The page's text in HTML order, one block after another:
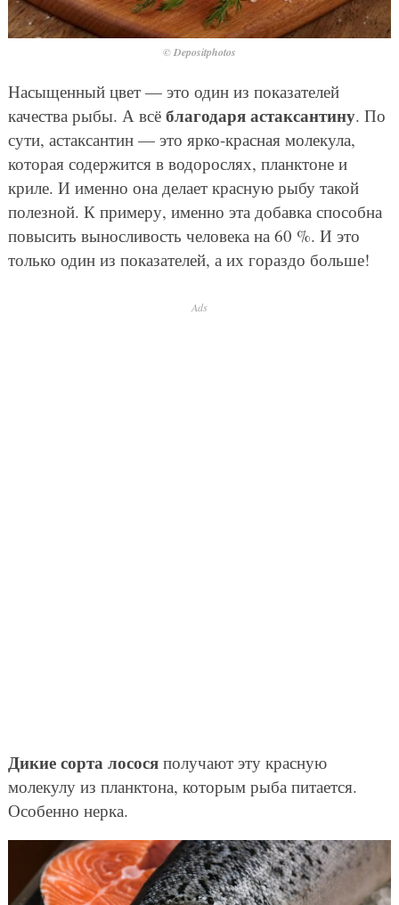
© Depositphotos
Насыщенный цвет — это один из показателей
качества рыбы. А всё благодаря астаксантину. По
сути, астаксантин — это ярко-красная молекула,
которая содержится в водорослях, планктоне и
криле. И именно она делает красную рыбу такой
полезной. К примеру, именно эта добавка способна
повысить выносливость человека на 60 %. И это
только один из показателей, а их гораздо больше!
Ads
Дикие сорта лососяполучают эту красную
молекулу из планктона, которым рыба питается.
Особенно нерка.